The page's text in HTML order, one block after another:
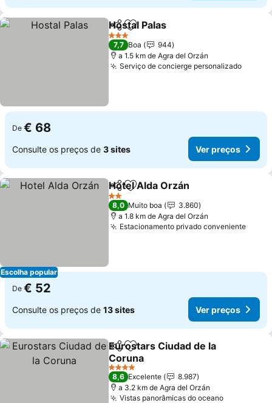
PartilharAdicionar aos favoritos
Hostal Palas
3 Estrelas
7,7 Boa
944
a 1.5 km de Agra del Orzán
Serviço de concierge personalizado
De € 68
Consulte os preços de 3 sites Ver preços
Escolha popular
PartilharAdicionar aos favoritos
Hotel Alda Orzán
2 Estrelas
8,0 Muito boa
3.860
a 1.8 km de Agra del Orzán
Estacionamento privado conveniente
De € 52
Consulte os preços de 13 sites Ver preços
PartilharAdicionar aos favoritos
Eurostars Ciudad de la
Coruna
4 Estrelas
8,6 Excelente
8.987
a 3.2 km de Agra del Orzán
Vistas panorâmicas do oceano